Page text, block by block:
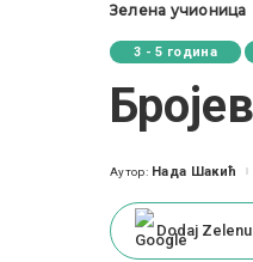
Зелена учионица
3 - 5 година
Posted
Аутор: Нада Шакић
Dodaj